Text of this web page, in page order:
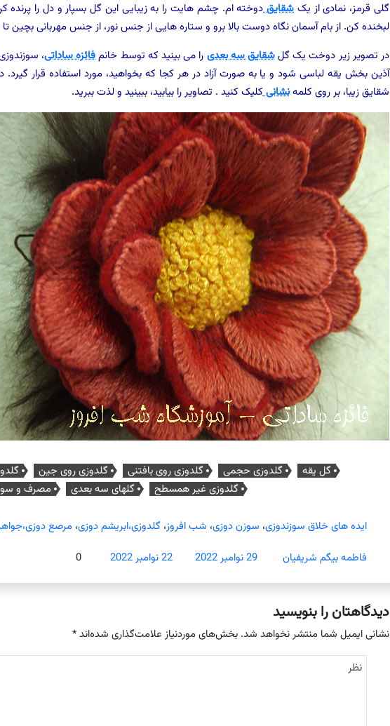
گلی قرمز، نمادی از یک شقایق دوخته ام. چشم هایت را به زیبایی این گل بسپار و دل را
لبخنده کن. از بام آسمان نگاه دوست بالا برو و ستاره هایی از جنس نور، از جنس مهربانی بچین
در تصویر زیر دوخت یک گلشقایق سه بعدی را می بینید که توسط خانمفائزه ساداتی،
آذین بخش یقه لباسی شود و یا به صورت آزاد در هر کجا که بخواهید، مورد استفاده قرار
شقایق زیبا، بر روی کلمهنشانیکلیک کنید . تصاویر را بیابید، ببینید و لذت ببرید.
گل یقه گلدوزی حجمی گلدوزی روی بافتنی گلدوزی روی جین
گلدوزی غیر همسطح
گلهای سه بعدی مصرف و
ایده های خلاق سوزندوزی، سوزن دوزی، شب افروز،گلدوزی،ابریشم دوزی،مرصع
فاطمه بیگم شریفیان
29 نوامبر 2022 22 نوامبر 2022 0
دیدگاهتان را بنویسید
نشانی ایمیل شما منتشر نخواهد شد. بخش‌های موردنیاز علامت‌گذاری شده‌اند*